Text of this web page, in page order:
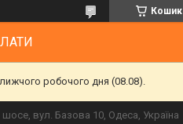
Кошик
робочого дня (08.08).
вул. Базова 10, Одеса, Україна